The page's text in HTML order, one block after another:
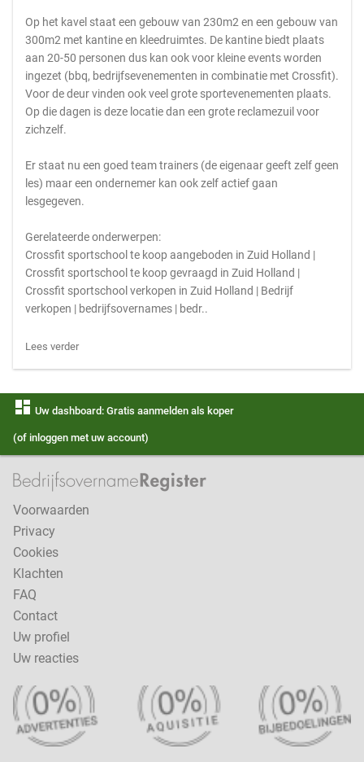
Op het kavel staat een gebouw van 230m2 en een gebouw van
300m2 met kantine en kleedruimtes. De kantine biedt plaats
aan 20-50 personen dus kan ook voor kleine events worden
ingezet (bbq, bedrijfsevenementen in combinatie met Crossfit).
Voor de deur vinden ook veel grote sportevenementen plaats.
Op die dagen is deze locatie dan een grote reclamezuil voor
zichzelf.
Er staat nu een goed team trainers (de eigenaar geeft zelf geen
les) maar een ondernemer kan ook zelf actief gaan
lesgegeven.
Gerelateerde onderwerpen:
Crossfit sportschool te koop aangeboden in Zuid Holland |
Crossfit sportschool te koop gevraagd in Zuid Holland |
Crossfit sportschool verkopen in Zuid Holland | Bedrijf
verkopen | bedrijfsovernames | bedr..
Lees verder
dashboard Uw dashboard: Gratis aanmelden als koper
(of inloggen met uw account)
Voorwaarden
Privacy
Cookies
Klachten
FAQ
Contact
Uw profiel
Uw reacties